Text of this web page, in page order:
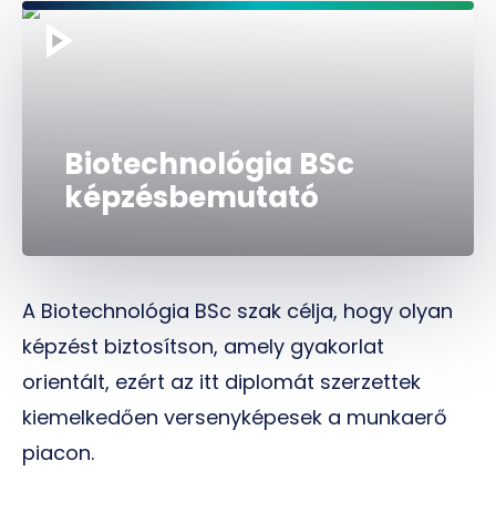
Biotechnológia BSc
képzésbemutató
A Biotechnológia BSc szak célja, hogy olyan
képzést biztosítson, amely gyakorlat
orientált, ezért az itt diplomát szerzettek
kiemelkedően versenyképesek a munkaerő
piacon.